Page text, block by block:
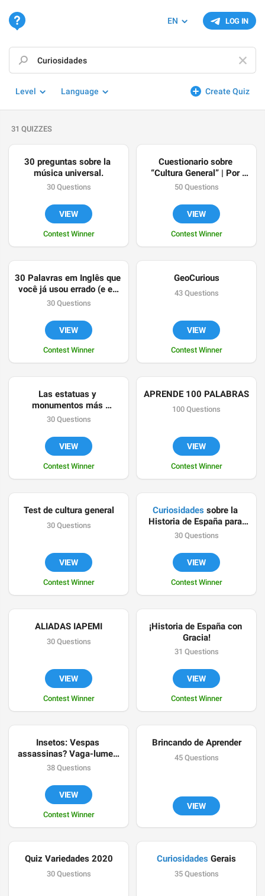
LOG IN
EN
Create Quiz
Level Language
31 QUIZZES
30 preguntas sobre la
música universal.
30 Questions
VIEW
Contest Winner
Cuestionario sobre
“Cultura General” | Por
@DatosCuriosos
50 Questions
VIEW
Contest Winner
30 Palavras em Inglês que
você já usou errado (e eu
também)
30 Questions
VIEW
Contest Winner
GeoCurious
43 Questions
VIEW
Contest Winner
Las estatuas y
monumentos más
impactantes del mundo
30 Questions
VIEW
Contest Winner
APRENDE 100 PALABRAS
100 Questions
VIEW
Contest Winner
Test de cultura general
30 Questions
VIEW
Contest Winner
Curiosidades sobre la
Historia de España para
alumnos de ESO y
30 Questions
VIEW
Contest Winner
ALIADAS IAPEMI
30 Questions
VIEW
Contest Winner
¡Historia de España con
Gracia!
31 Questions
VIEW
Contest Winner
Insetos: Vespas
assassinas? Vaga-lumes
radioativos? Baratas
38 Questions
VIEW
Contest Winner
Brincando de Aprender
45 Questions
VIEW
Quiz Variedades 2020
30 Questions
Curiosidades Gerais
35 Questions